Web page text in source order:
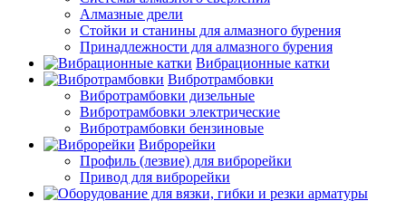
Алмазные дрели
Стойки и станины для алмазного бурения
Принадлежности для алмазного бурения
Вибрационные катки
Вибротрамбовки
Вибротрамбовки дизельные
Вибротрамбовки электрические
Вибротрамбовки бензиновые
Виброрейки
Профиль (лезвие) для виброрейки
Привод для виброрейки